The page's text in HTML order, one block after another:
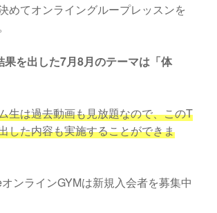
めてオンライングループレッスンを
果を出した7月8月のテーマは「体
生は過去動画も見放題なので、このT
した内容も実施することができま
ンラインGYMは新規入会者を募集中